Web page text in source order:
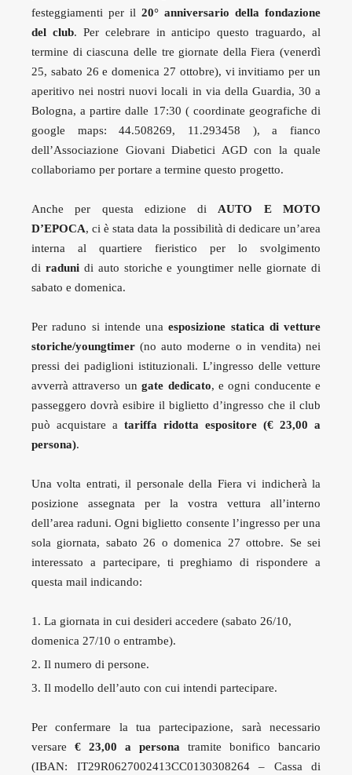
festeggiamenti per il 20° anniversario della fondazione
del club. Per celebrare in anticipo questo traguardo, al
termine di ciascuna delle tre giornate della Fiera (venerdì
25, sabato 26 e domenica 27 ottobre), vi invitiamo per un
aperitivo nei nostri nuovi locali in via della Guardia, 30 a
Bologna, a partire dalle 17:30 ( coordinate geografiche di
google maps: 44.508269, 11.293458 ), a fianco
dell’Associazione Giovani Diabetici AGD con la quale
collaboriamo per portare a termine questo progetto.
Anche per questa edizione di AUTO E MOTO
D’EPOCA, ci è stata data la possibilità di dedicare un’area
interna al quartiere fieristico per lo svolgimento
di radunidi auto storiche e youngtimer nelle giornate di
sabato e domenica.
Per raduno si intende unaesposizione statica di vetture
storiche/youngtimer (no auto moderne o in vendita) nei
pressi dei padiglioni istituzionali. L’ingresso delle vetture
avverrà attraverso ungate dedicato, e ogni conducente e
passeggero dovrà esibire il biglietto d’ingresso che il club
può acquistare a tariffa ridotta espositore (€ 23,00 a
persona).
Una volta entrati, il personale della Fiera vi indicherà la
posizione assegnata per la vostra vettura all’interno
dell’area raduni. Ogni biglietto consente l’ingresso per una
sola giornata, sabato 26 o domenica 27 ottobre. Se sei
interessato a partecipare, ti preghiamo di rispondere a
questa mail indicando:
La giornata in cui desideri accedere (sabato 26/10,
domenica 27/10 o entrambe).
Il numero di persone.
Il modello dell’auto con cui intendi partecipare.
Per confermare la tua partecipazione, sarà necessario
versare € 23,00 a persona tramite bonifico bancario
(IBAN: IT29R0627002413CC0130308264 – Cassa di